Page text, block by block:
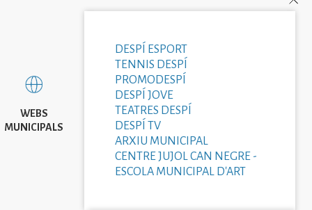
WEBS
MUNICIPALS
DESPÍ ESPORT
TENNIS DESPÍ
PROMODESPÍ
DESPÍ JOVE
TEATRES DESPÍ
DESPÍ TV
ARXIU MUNICIPAL
CENTRE JUJOL CAN NEGRE -
ESCOLA MUNICIPAL D'ART